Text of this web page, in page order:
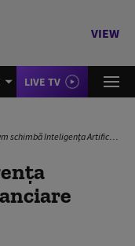
VIEW
LIVE TV
schimbă Inteligența Artificială piețele financiare